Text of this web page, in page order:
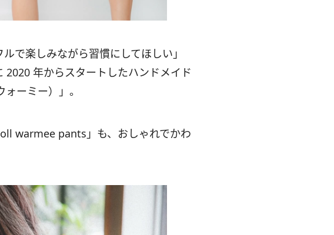
で楽しみながら習慣にしてほしい」
2020 年からスタートしたハンドメイド
ーミー）」。
warmee pants」も、おしゃれでかわ